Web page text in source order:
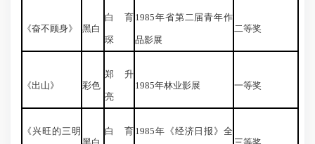
《奋不顾身》 黑白
白育
琛
1985年省第二届青年作
品影展
二等奖
《出山》 彩色
郑升
亮
1985年林业影展 一等奖
《兴旺的三明 白育 1985年《经济日报》全